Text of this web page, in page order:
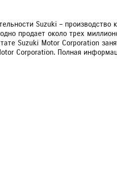
Suzuki –
продает около трех
Suzuki Motor Corporation
Corporation. Полная